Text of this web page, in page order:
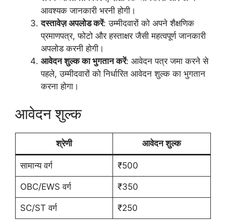
आवश्यक जानकारी भरनी होगी।
दस्तावेज़ अपलोड करें: उम्मीदवारों को अपने शैक्षणिक
प्रमाणपत्र, फोटो और हस्ताक्षर जैसी महत्वपूर्ण जानकारी
अपलोड करनी होगी।
आवेदन शुल्क का भुगतान करें: आवेदन पत्र जमा करने से
पहले, उम्मीदवारों को निर्धारित आवेदन शुल्क का भुगतान
करना होगा।
आवेदन शुल्क
श्रेणी आवेदन शुल्क
सामान्य वर्ग ₹500
OBC/EWS वर्ग ₹350
SC/ST वर्ग ₹250